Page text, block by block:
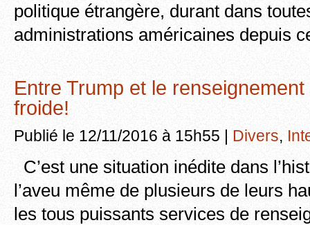
politique étrangère, durant dans
administrations américaines depuis
Entre Trump et le
froide!
Publié le 12/11/2016 à 15h55 | Divers,
C’est une situation inédite dans
l’aveu même de plusieurs de leurs
les tous puissants services de